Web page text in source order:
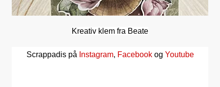
Kreativ klem fra Beate
Scrappadis på Instagram, Facebook og Youtube